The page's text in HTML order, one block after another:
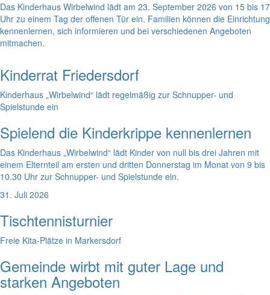
Das Kinderhaus Wirbelwind lädt am 23. September 2026 von 15 bis 17
Uhr zu einem Tag der offenen Tür ein. Familien können die Einrichtung
kennenlernen, sich informieren und bei verschiedenen Angeboten
mitmachen.
Kinderrat Friedersdorf
Kinderhaus „Wirbelwind“ lädt regelmäßig zur Schnupper- und
Spielstunde ein
Spielend die Kinderkrippe kennenlernen
Das Kinderhaus „Wirbelwind“ lädt Kinder von null bis drei Jahren mit
einem Elternteil am ersten und dritten Donnerstag im Monat von 9 bis
10.30 Uhr zur Schnupper- und Spielstunde ein.
31. Juli 2026
Tischtennisturnier
Freie Kita-Plätze in Markersdorf
Gemeinde wirbt mit guter Lage und
starken Angeboten